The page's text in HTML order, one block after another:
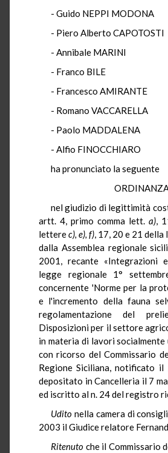
- Guido NEPPI MODONA
- Piero Alberto CAPOTOSTI
- Annibale MARINI
- Franco BILE
- Francesco AMIRANTE
- Romano VACCARELLA
- Paolo MADDALENA
- Alfio FINOCCHIARO
ha pronunciato la seguente
nel giudizio di legittimità
artt. 4, primo comma lett. a),
letterec), e), f), 17, 20 e 21
dalla Assemblea regionale
2001, recante «Integrazioni
legge regionale 1°
concernente 'Norme per la
e l'incremento della fauna
regolamentazione del
Disposizioni per il settore
in materia di lavori socialmente
con ricorso del Commissario
Regione Siciliana, notificato
depositato in Cancelleria il 7
ed iscritto al n. 24 del registro
Udito nella camera di
2003 il Giudice relatore
Ritenuto che il Commissario